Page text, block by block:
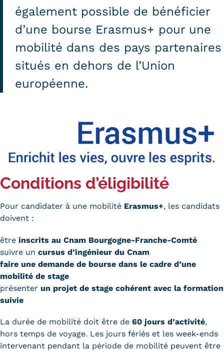
Modalités de financement
Infos entreprises
Former ses salariés
Taxe d'apprentissage
Infos enseignants
Être enseignant au Cnam
Infos partenaires
Liste des partenaires
Communication
Kits communications Cnam
Prospect
Fiche contact salons, forums,
également possible de bénéficier
d’une bourse Erasmus+ pour une
mobilité dans des pays partenaires
situés en dehors de l’Union
européenne.
Conditions d’éligibilité
Pour candidater à une mobilité Erasmus+, les candidats
doivent :
être inscrits au Cnam Bourgogne-Franche-Comté
suivre un cursus d’ingénieur du Cnam
faire une demande de bourse dans le cadre d’une
mobilité de stage
présenter un projet de stage cohérent avec la formation
suivie
La durée de mobilité doit être de 60 jours d’activité,
hors temps de voyage. Les jours fériés et les week-ends
intervenant pendant la période de mobilité peuvent être